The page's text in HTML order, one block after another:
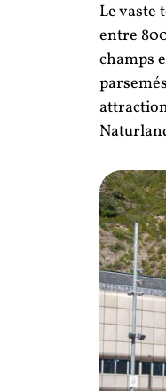
Le vaste
entre
champs